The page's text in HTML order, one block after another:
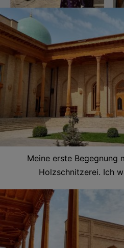
Meine erste Begegnung
Holzschnitzerei. Ich